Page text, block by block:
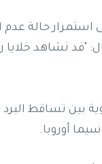
حالة عدم
"قد نشاهد
بين تساقط
أوروبا.